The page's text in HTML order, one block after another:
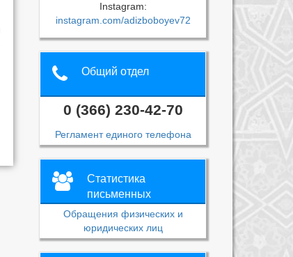
Instagram:
instagram.com/adizboboyev72
Общий отдел
0 (366) 230-42-70
Регламент единого телефона
Статистика
письменных
обращений
Обращения физических и
юридических лиц